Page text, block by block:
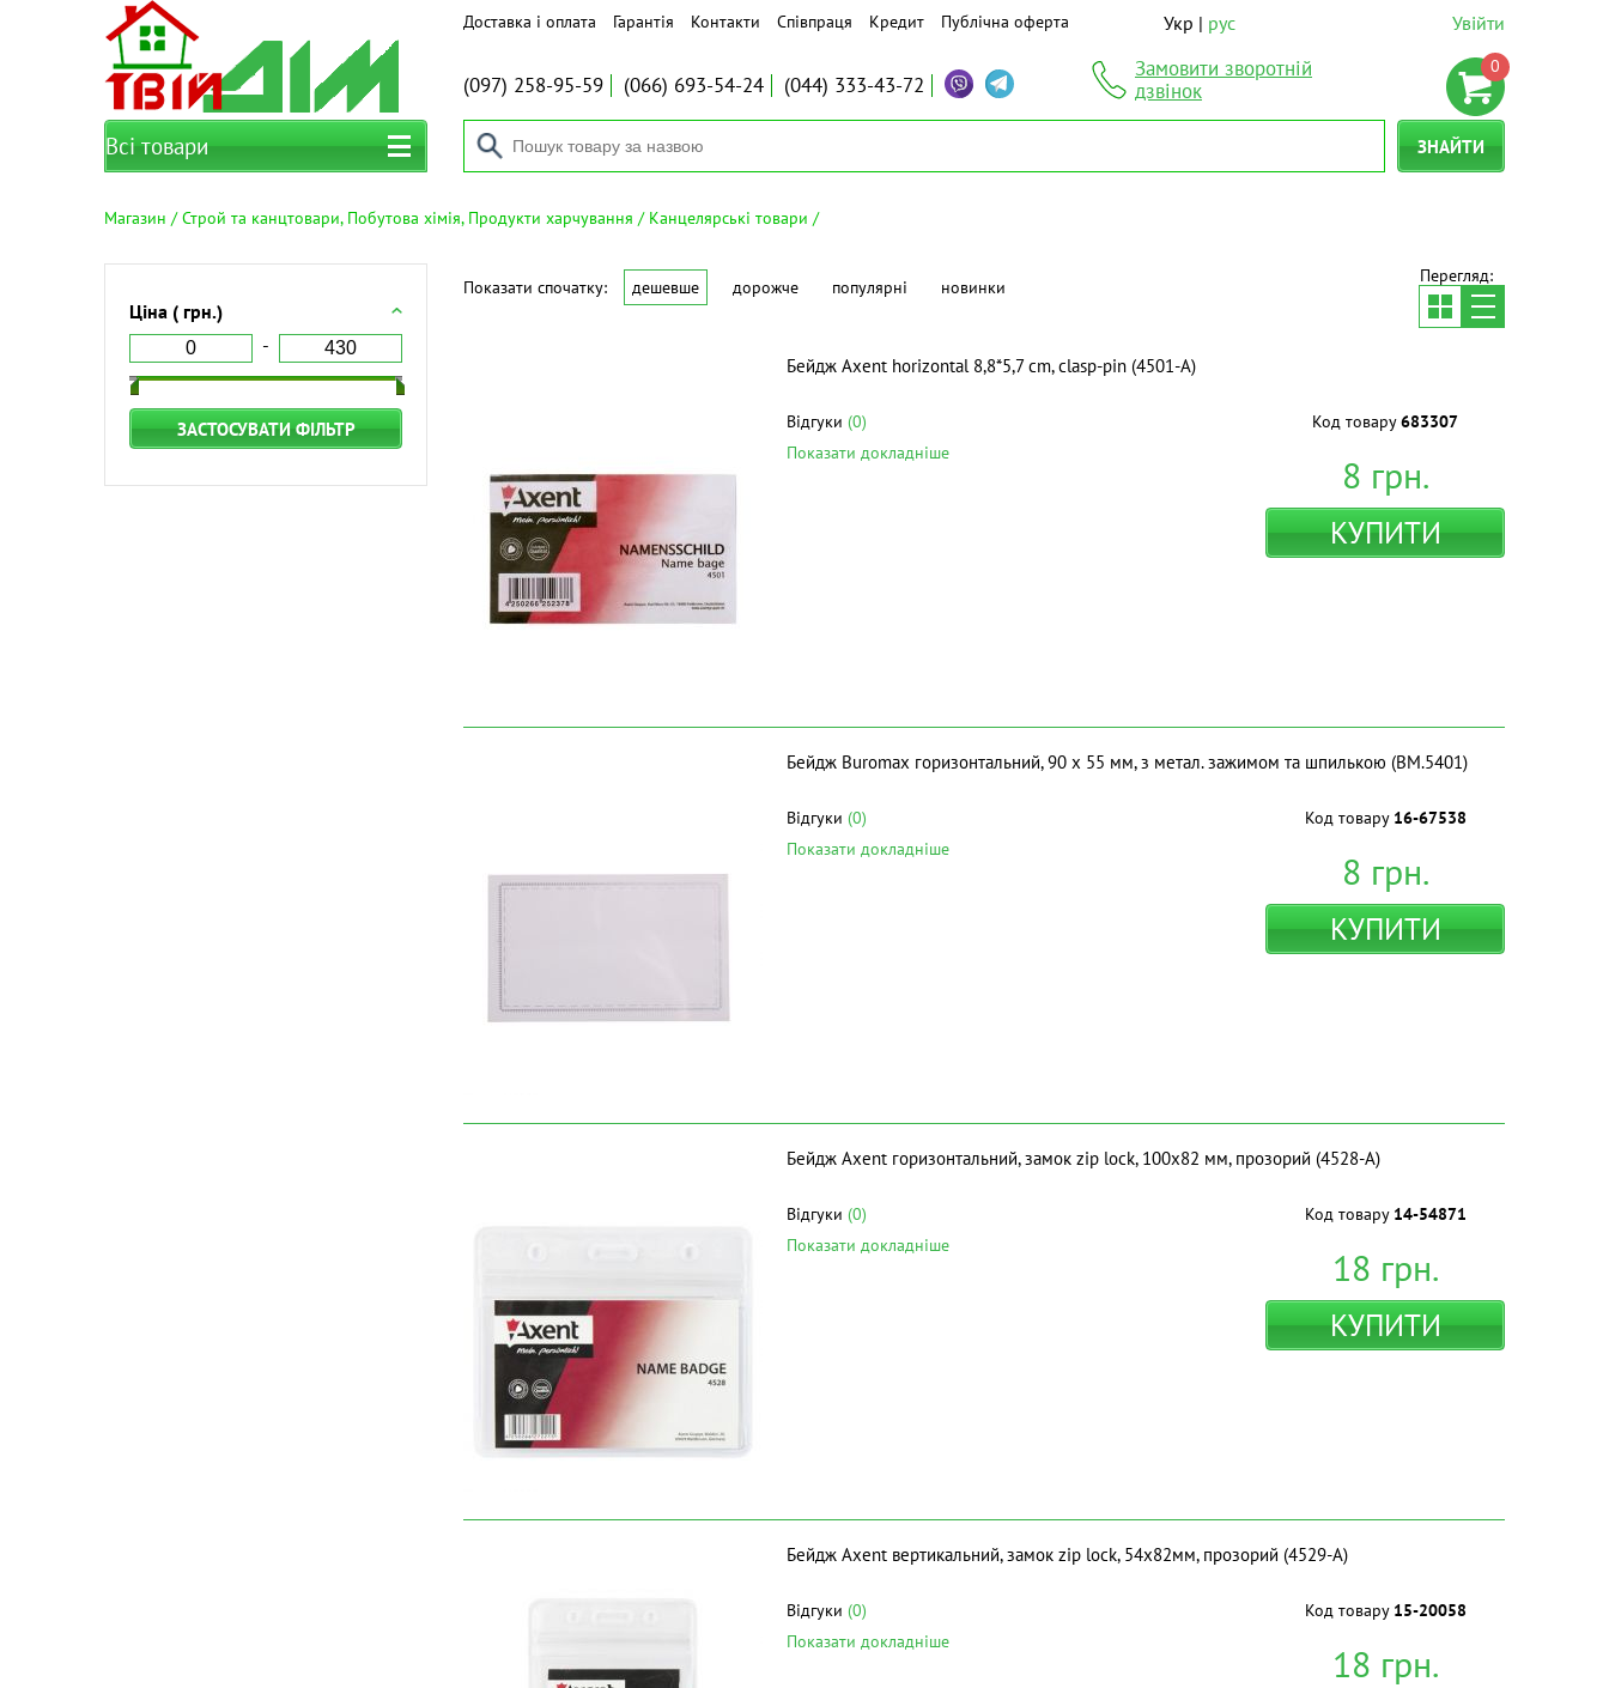
Доставка і оплата Гарантія Контакти Співпраця Кредит Публічна оферта Укр рус Увійти
(097) 258-95-59 (066) 693-54-24 (044) 333-43-72
Замовити зворотній
дзвінок
0
Всі товари ЗНАЙТИ
Магазин Строй та канцтовари, Побутова хімія, Продукти харчування Канцелярські товари
Ціна ( грн.)
ЗАСТОСУВАТИ ФІЛЬТР
Показати спочатку: дешевше дорожче популярні новинки
Перегляд:
Бейдж Axent horizontal 8,8*5,7 cm, clasp-pin (4501-А)
Відгуки (0)
Показати докладніше
Код товару683307
8 грн.
КУПИТИ
Бейдж Buromax горизонтальний, 90 х 55 мм, з метал. зажимом та шпилькою (BM.5401)
Відгуки (0)
Показати докладніше
Код товару 16-67538
8 грн.
КУПИТИ
Бейдж Axent горизонтальний, замок zip lock, 100х82 мм, прозорий (4528-A)
Відгуки (0)
Показати докладніше
Код товару 14-54871
18 грн.
КУПИТИ
Бейдж Axent вертикальний, замок zip lock, 54х82мм, прозорий (4529-A)
Відгуки (0)
Показати докладніше
Код товару 15-20058
18 грн.